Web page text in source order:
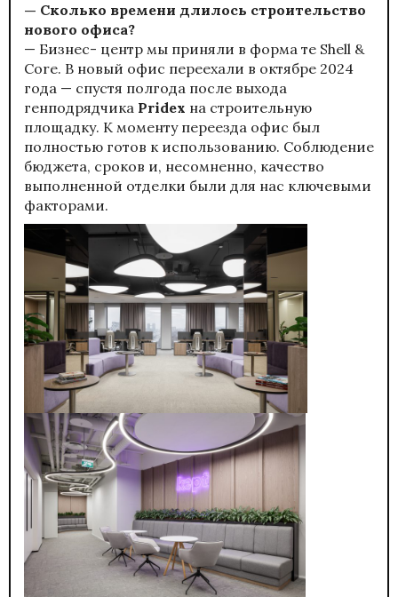
— Сколько времени длилось строительство
нового офиса?
— Бизнес- центр мы приняли в форма те Shell &
Core. В новый офис переехали в октябре 2024
года — спустя полгода после выхода
генподрядчика Pridex на строительную
площадку. К моменту переезда офис был
полностью готов к использованию. Соблюдение
бюджета, сроков и, несомненно, качество
выполненной отделки были для нас ключевыми
факторами.